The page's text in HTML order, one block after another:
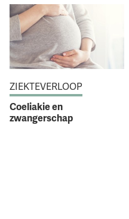
ZIEKTEVERLOOP
Coeliakie en
zwangerschap